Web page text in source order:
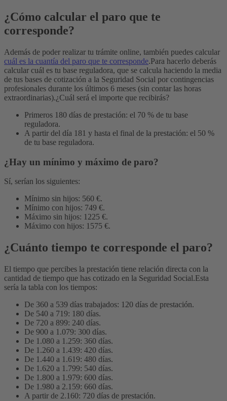
¿Cómo calcular el paro que te
corresponde?
Además de poder realizar tu trámite online, también puedes calcular
cuál es la cuantía del paro que te corresponde.Para hacerlo deberás
calcular cuál es tu base reguladora, que se calcula haciendo la media
de tus bases de cotización a la Seguridad Social por contingencias
profesionales durante los últimos 6 meses (sin contar las horas
extraordinarias).¿Cuál será el importe que recibirás?
Primeros 180 días de prestación: el 70 % de tu base
reguladora.
A partir del día 181 y hasta el final de la prestación: el 50 %
de tu base reguladora.
¿Hay un mínimo y máximo de paro?
Sí, serían los siguientes:
Mínimo sin hijos: 560 €.
Mínimo con hijos: 749 €.
Máximo sin hijos: 1225 €.
Máximo con hijos: 1575 €.
¿Cuánto tiempo te corresponde el paro?
El tiempo que percibes la prestación tiene relación directa con la
cantidad de tiempo que has cotizado en la Seguridad Social.Esta
sería la tabla con los tiempos:
De 360 a 539 días trabajados: 120 días de prestación.
De 540 a 719: 180 días.
De 720 a 899: 240 días.
De 900 a 1.079: 300 días.
De 1.080 a 1.259: 360 días.
De 1.260 a 1.439: 420 días.
De 1.440 a 1.619: 480 días.
De 1.620 a 1.799: 540 días.
De 1.800 a 1.979: 600 días.
De 1.980 a 2.159: 660 días.
A partir de 2.160: 720 días de prestación.